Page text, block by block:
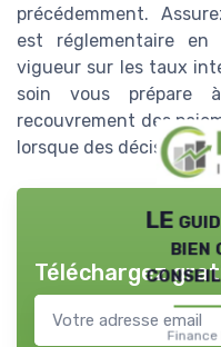
précédemment.
est réglementaire
vigueur sur les taux
soin vous prépare
recouvrement des
lorsque des décisions
LE
bien
Téléchargez